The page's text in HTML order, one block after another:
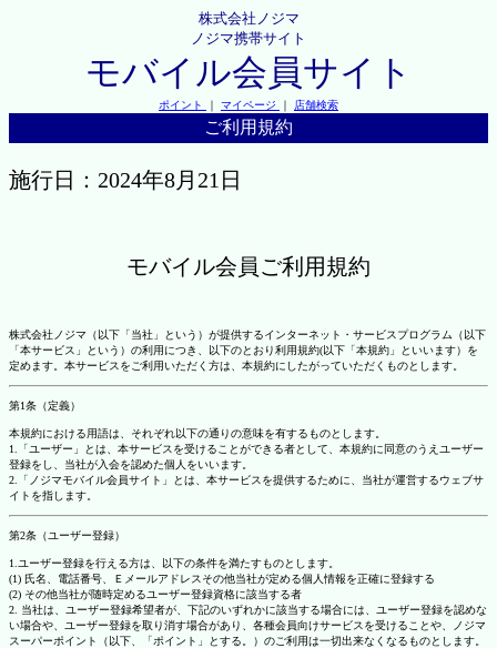
株式会社ノジマ
ノジマ携帯サイト
モバイル会員サイト
ポイント ｜ マイページ ｜ 店舗検索
ご利用規約
施行日：2024年8月21日
モバイル会員ご利用規約
株式会社ノジマ（以下「当社」という）が提供するインターネット・サービスプログラム（以下
「本サービス」という）の利用につき、以下のとおり利用規約(以下「本規約」といいます）を
定めます。本サービスをご利用いただく方は、本規約にしたがっていただくものとします。
第1条（定義）
本規約における用語は、それぞれ以下の通りの意味を有するものとします。
1.「ユーザー」とは、本サービスを受けることができる者として、本規約に同意のうえユーザー
登録をし、当社が入会を認めた個人をいいます。
2.「ノジマモバイル会員サイト」とは、本サービスを提供するために、当社が運営するウェブサ
イトを指します。
第2条（ユーザー登録）
1.ユーザー登録を行える方は、以下の条件を満たすものとします。
(1) 氏名、電話番号、Ｅメールアドレスその他当社が定める個人情報を正確に登録する
(2) その他当社が随時定めるユーザー登録資格に該当する者
2. 当社は、ユーザー登録希望者が、下記のいずれかに該当する場合には、ユーザー登録を認めな
い場合や、ユーザー登録を取り消す場合があり、各種会員向けサービスを受けることや、ノジマ
スーパーポイント（以下、「ポイント」とする。）のご利用は一切出来なくなるものとします。